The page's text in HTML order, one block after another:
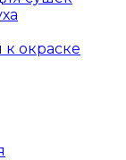
к окраске